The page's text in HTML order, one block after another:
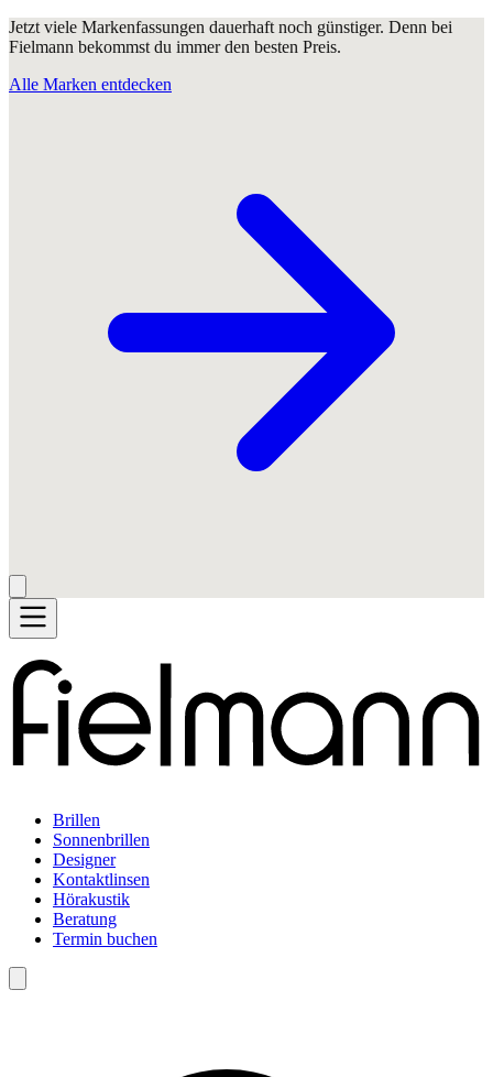
Jetzt viele Markenfassungen dauerhaft noch günstiger. Denn bei
Fielmann bekommst du immer den besten Preis.
Alle Marken entdecken
Brillen
Sonnenbrillen
Designer
Kontaktlinsen
Hörakustik
Beratung
Termin buchen